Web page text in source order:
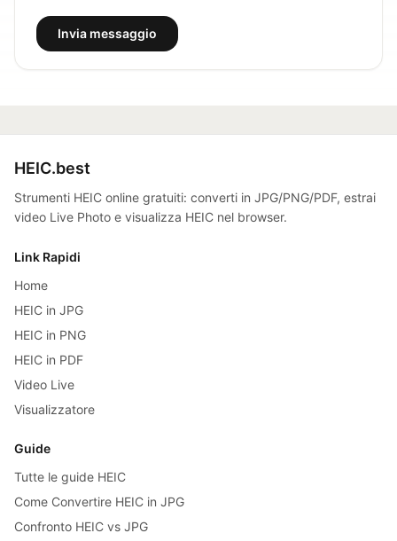
Invia messaggio
HEIC.best
Strumenti HEIC online gratuiti: converti in JPG/PNG/PDF, estrai
video Live Photo e visualizza HEIC nel browser.
Link Rapidi
Home
HEIC in JPG
HEIC in PNG
HEIC in PDF
Video Live
Visualizzatore
Guide
Tutte le guide HEIC
Come Convertire HEIC in JPG
Confronto HEIC vs JPG